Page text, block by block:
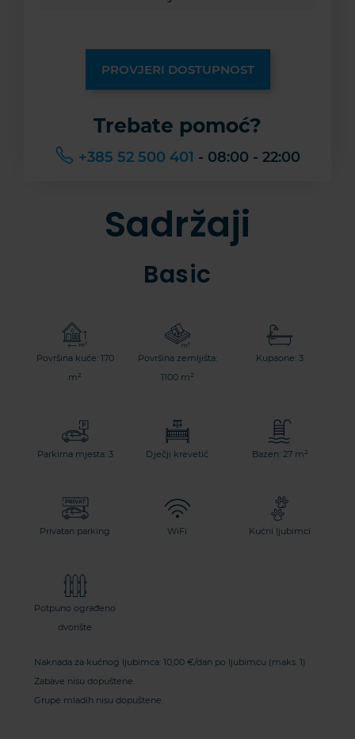
PROVJERI DOSTUPNOST
Trebate pomoć?
+385 52 500 401 - 08:00 - 22:00
Sadržaji
Basic
Površina kuće: 170
m²
Površina zemljišta:
1100 m²
Kupaone: 3
Parkirna mjesta: 3 Dječji krevetić Bazen: 27 m²
Privatan parking WiFi Kućni ljubimci
Potpuno ograđeno
dvorište
Naknada za kućnog ljubimca: 10,00 €/dan po ljubimcu (maks. 1)
Zabave nisu dopuštene.
Grupe mladih nisu dopuštene.